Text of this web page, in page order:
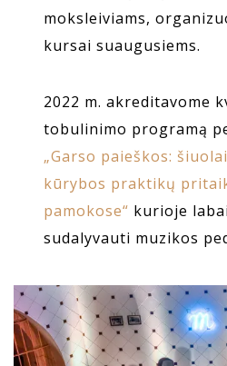
moksleiviams,
kursai suaugusiems.
2022 m. akreditavome
tobulinimo programą
„Garso paieškos:
kūrybos praktikų
pamokose“ kurioje
sudalyvauti muzikos